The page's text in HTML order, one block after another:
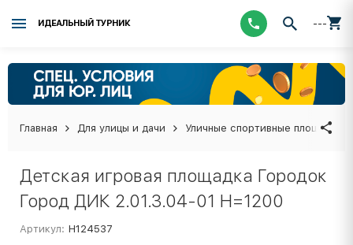
ИДЕАЛЬНЫЙ ТУРНИК ---
Главная Для улицы и дачи Уличные спортивные площадки
Детская игровая площадка Городок
Город ДИК 2.01.3.04-01 H=1200
Артикул: Н124537